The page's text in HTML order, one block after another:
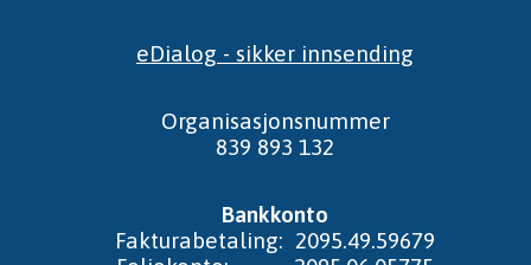
eDialog - sikker innsending
Organisasjonsnummer
839 893 132
Bankkonto
Fakturabetaling: 2095.49.59679